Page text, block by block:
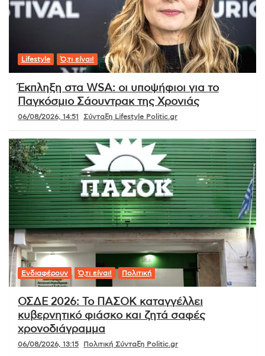
Lifestyle Ό,τι είναι!
Έκπληξη στα WSA: οι υποψήφιοι για το
Παγκόσμιο Σάουντρακ της Χρονιάς
06/08/2026, 14:51 Σύνταξη Lifestyle Politic.gr
Ενδιαφέρουν Ό,τι είναι! Πολιτική
ΟΣΔΕ 2026: Το ΠΑΣΟΚ καταγγέλλει
κυβερνητικό φιάσκο και ζητά σαφές
χρονοδιάγραμμα
06/08/2026, 13:15 Πολιτική Σύνταξη Politic.gr